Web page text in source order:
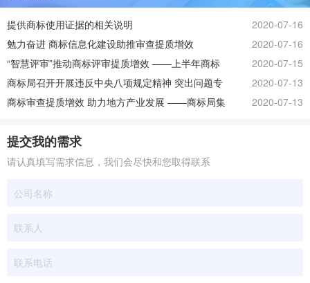
提供商标使用证据的相关说明
2020-07-16
勉力奋进 商标信息化建设助推审查提质增效
2020-07-16
“智慧评审”推动商标评审提质增效 ——上半年商标
局累计审理评审案件超十九万
2020-07-15
商标局召开开展违反中央八项规定精神 突出问题专
项治理动员部署暨警示教育大会
2020-07-13
商标审查提质增效 助力地方产业发展 ——商标局集
2020-07-13
提交我的需求
请认真填写需求信息，我们会尽快和您取得联系